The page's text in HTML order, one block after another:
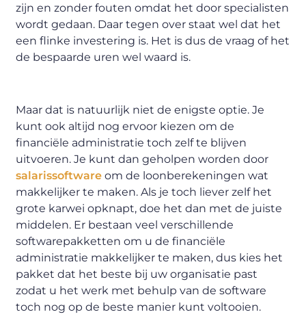
zijn en zonder fouten omdat het door specialisten
wordt gedaan. Daar tegen over staat wel dat het
een flinke investering is. Het is dus de vraag of het
de bespaarde uren wel waard is.
Maar dat is natuurlijk niet de enigste optie. Je
kunt ook altijd nog ervoor kiezen om de
financiële administratie toch zelf te blijven
uitvoeren. Je kunt dan geholpen worden door
salarissoftware om de loonberekeningen wat
makkelijker te maken. Als je toch liever zelf het
grote karwei opknapt, doe het dan met de juiste
middelen. Er bestaan veel verschillende
softwarepakketten om u de financiële
administratie makkelijker te maken, dus kies het
pakket dat het beste bij uw organisatie past
zodat u het werk met behulp van de software
toch nog op de beste manier kunt voltooien.